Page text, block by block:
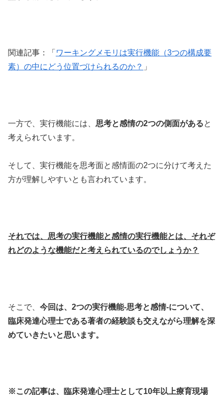
関連記事：「 ワーキングメモリは実行機能（3つの構成要
素）の中にどう位置づけられるのか？ 」
一方で、実行機能には、 思考と感情の2つの側面があると
考えられています。
そして、実行機能を思考面と感情面の2つに分けて考えた
方が理解しやすいとも言われています。
それでは、思考の実行機能と感情の実行機能とは、それぞ
れどのような機能だと考えられているのでしょうか？
そこで、 今回は、2つの実行機能-思考と感情-について、
臨床発達心理士である著者の経験談も交えながら理解を深
めていきたいと思います。
※この記事は、臨床発達心理士として10年以上療育現場